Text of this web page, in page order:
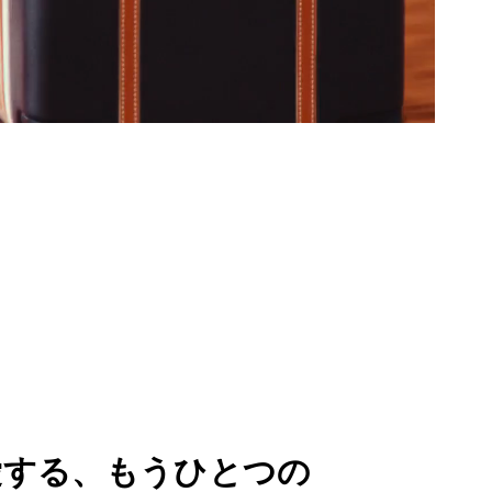
る、もうひとつの